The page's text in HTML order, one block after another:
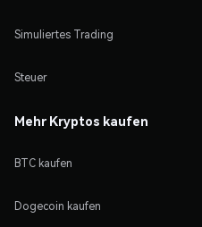
Simuliertes Trading
Steuer
Mehr Kryptos kaufen
BTC kaufen
Dogecoin kaufen